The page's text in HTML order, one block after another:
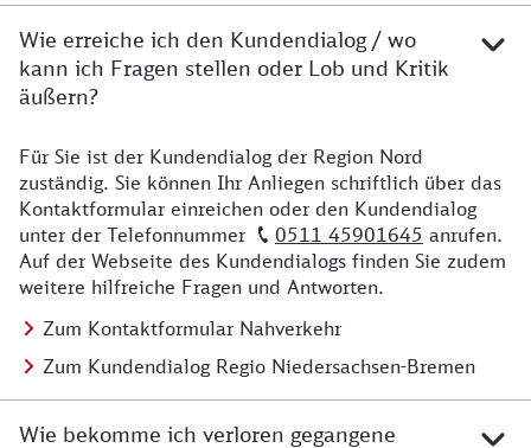
Wie erreiche ich den Kundendialog / wo
kann ich Fragen stellen oder Lob und Kritik
äußern?
Details zu Kontakt
Für Sie ist der Kundendialog der Region Nord
zuständig. Sie können Ihr Anliegen schriftlich über das
Kontaktformular einreichen oder den Kundendialog
unter der Telefonnummer
0511 45901645 anrufen.
Auf der Webseite des Kundendialogs finden Sie zudem
weitere hilfreiche Fragen und Antworten.
Zum Kontaktformular Nahverkehr
Zum Kundendialog Regio Niedersachsen-Bremen
Wie bekomme ich verloren gegangene